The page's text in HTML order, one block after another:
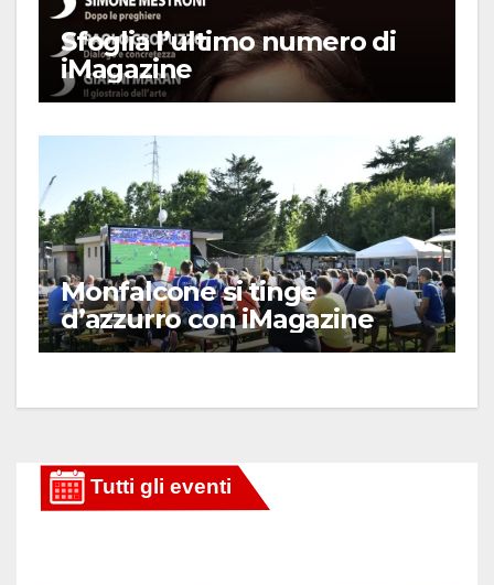
Sfoglia l’ultimo numero di
iMagazine
Monfalcone si tinge
d’azzurro con iMagazine